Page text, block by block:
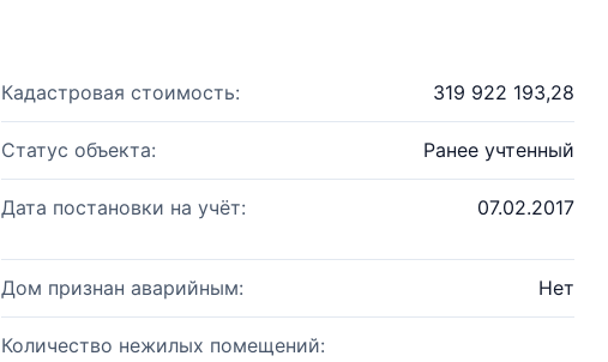
Кадастровая стоимость: 319 922 193,28
Статус объекта: Ранее учтенный
Дата постановки на учёт: 07.02.2017
Дом признан аварийным: Нет
Количество нежилых помещений: